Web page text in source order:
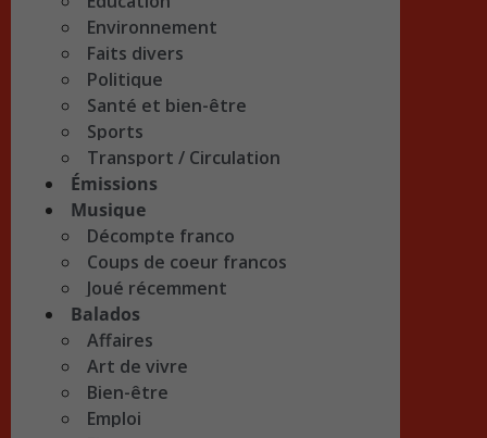
Environnement
Faits divers
Politique
Santé et bien-être
Sports
Transport / Circulation
Émissions
Musique
Décompte franco
Coups de coeur francos
Joué récemment
Balados
Affaires
Art de vivre
Bien-être
Emploi